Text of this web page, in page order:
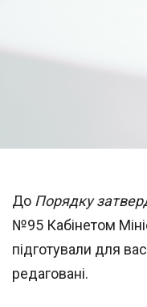
До Порядку
№95 Кабінетом
підготували для
редаговані.